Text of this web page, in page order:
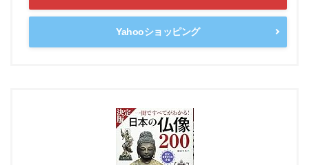
Yahooショッピング